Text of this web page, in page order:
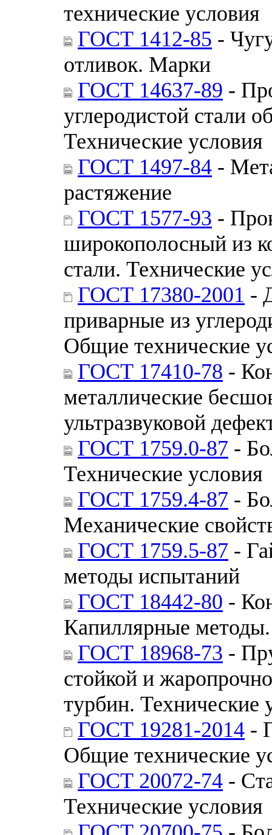
технические условия
ГОСТ 1412-85 -
отливок. Марки
ГОСТ 14637-89 -
углеродистой стали
Технические условия
ГОСТ 1497-84 -
растяжение
ГОСТ 1577-93 -
широкополосный из
стали. Технические
ГОСТ 17380-2001 -
приварные из
Общие технические
ГОСТ 17410-78 -
металлические
ультразвуковой
ГОСТ 1759.0-87 -
Технические условия
ГОСТ 1759.4-87 -
Механические
ГОСТ 1759.5-87 -
методы испытаний
ГОСТ 18442-80 -
Капиллярные
ГОСТ 18968-73 -
стойкой и
турбин. Технические
ГОСТ 19281-2014 -
Общие технические
ГОСТ 20072-74 -
Технические условия